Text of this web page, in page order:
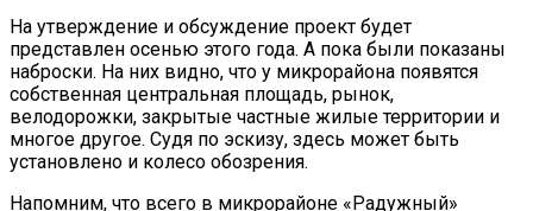
На утверждение и обсуждение проект будет
представлен осенью этого года. А пока были показаны
наброски. На них видно, что у микрорайона появятся
собственная центральная площадь, рынок,
велодорожки, закрытые частные жилые территории и
многое другое. Судя по эскизу, здесь может быть
установлено и колесо обозрения.
Напомним, что всего в микрорайоне «Радужный»